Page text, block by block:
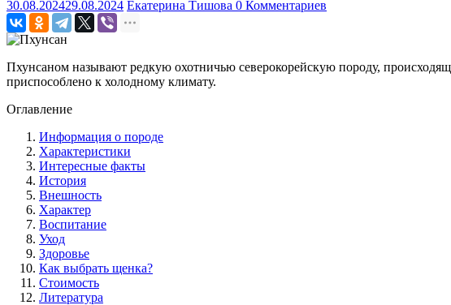
30.08.202429.08.2024 Екатерина Тишова 0 Комментариев
Пхунсаном называют редкую охотничью северокорейскую породу,
приспособлено к холодному климату.
Оглавление
Информация о породе
Характеристики
Интересные факты
История
Внешность
Характер
Воспитание
Уход
Здоровье
Как выбрать щенка?
Стоимость
Литература